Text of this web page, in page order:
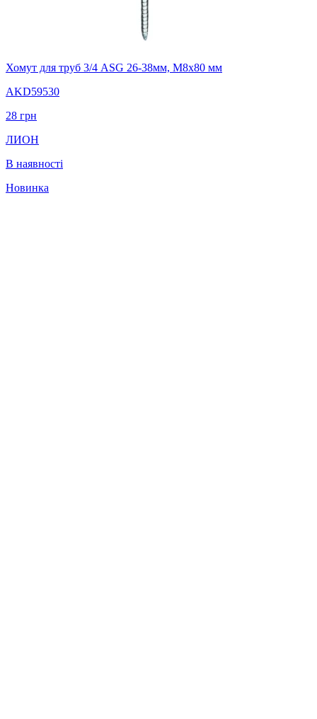
Хомут для труб 3/4 ASG 26-38мм, M8x80 мм
AKD59530
28 грн
ЛИОН
В наявності
Новинка